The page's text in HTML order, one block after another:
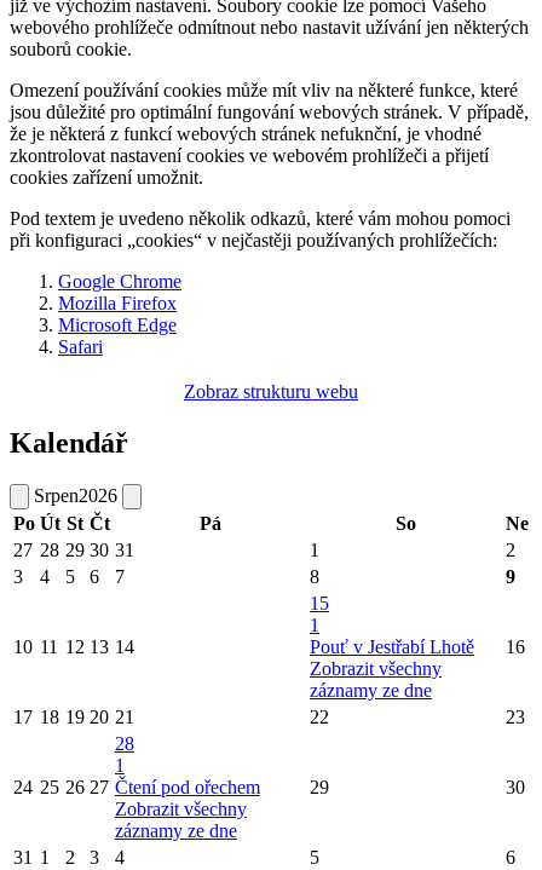
již ve výchozím nastavení. Soubory cookie lze pomocí Vašeho
webového prohlížeče odmítnout nebo nastavit užívání jen některých
souborů cookie.
Omezení používání cookies může mít vliv na některé funkce, které
jsou důležité pro optimální fungování webových stránek. V případě,
že je některá z funkcí webových stránek nefuknční, je vhodné
zkontrolovat nastavení cookies ve webovém prohlížeči a přijetí
cookies zařízení umožnit.
Pod textem je uvedeno několik odkazů, které vám mohou pomoci
při konfiguraci „cookies“ v nejčastěji používaných prohlížečích:
Google Chrome
Mozilla Firefox
Microsoft Edge
Safari
Zobraz strukturu webu
Kalendář
Srpen2026
Po Út St Čt Pá So
Ne
27 28 29 30 31 1
2
3
4 5 6 7 8 9
10 11 12 13 14
15
1
Pouť v Jestřabí Lhotě
Zobrazit všechny
záznamy ze dne
16
17 18 19 20 21 22 23
24 25 26 27
28
1
Čtení pod ořechem
Zobrazit všechny
záznamy ze dne
29 30
31 1 2 3 4 5 6